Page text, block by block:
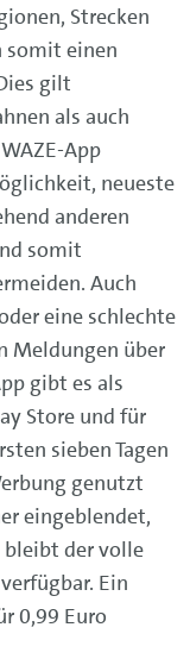
Strecken
somit einen
gilt
als auch
App
neueste
anderen
somit
Auch
eine schlechte
Meldungen über
gibt es als
Store und für
sieben Tagen
genutzt
eingeblendet,
bleibt der volle
Ein
0,99 Euro